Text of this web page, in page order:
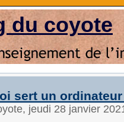
du coyote
sert un
jeudi 28 janvier